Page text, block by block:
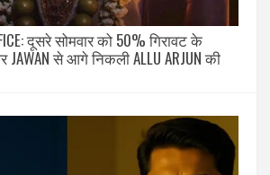
दूसरे सोमवार को 50% गिरावट के
JAWAN से आगे निकली ALLU ARJUN की